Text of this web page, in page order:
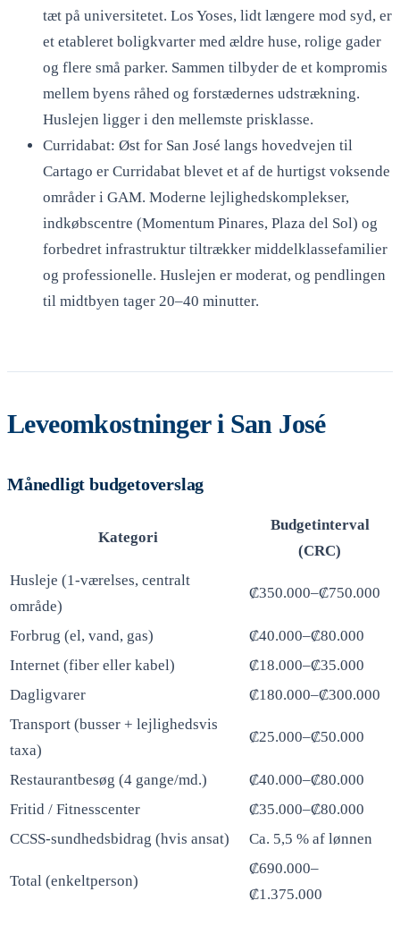
tæt på universitetet. Los Yoses, lidt længere mod syd, er
et etableret boligkvarter med ældre huse, rolige gader
og flere små parker. Sammen tilbyder de et kompromis
mellem byens råhed og forstædernes udstrækning.
Huslejen ligger i den mellemste prisklasse.
Curridabat: Øst for San José langs hovedvejen til
Cartago er Curridabat blevet et af de hurtigst voksende
områder i GAM. Moderne lejlighedskomplekser,
indkøbscentre (Momentum Pinares, Plaza del Sol) og
forbedret infrastruktur tiltrækker middelklassefamilier
og professionelle. Huslejen er moderat, og pendlingen
til midtbyen tager 20–40 minutter.
Leveomkostninger i San José
Månedligt budgetoverslag
Kategori
Budgetinterval
(CRC)
Husleje (1-værelses, centralt
område)
₡350.000–₡750.000
Forbrug (el, vand, gas)
₡40.000–₡80.000
Internet (fiber eller kabel)
₡18.000–₡35.000
Dagligvarer
₡180.000–₡300.000
Transport (busser + lejlighedsvis
taxa)
₡25.000–₡50.000
Restaurantbesøg (4 gange/md.)
₡40.000–₡80.000
Fritid / Fitnesscenter
₡35.000–₡80.000
CCSS-sundhedsbidrag (hvis ansat)
Ca. 5,5 % af lønnen
Total (enkeltperson)
₡690.000–
₡1.375.000